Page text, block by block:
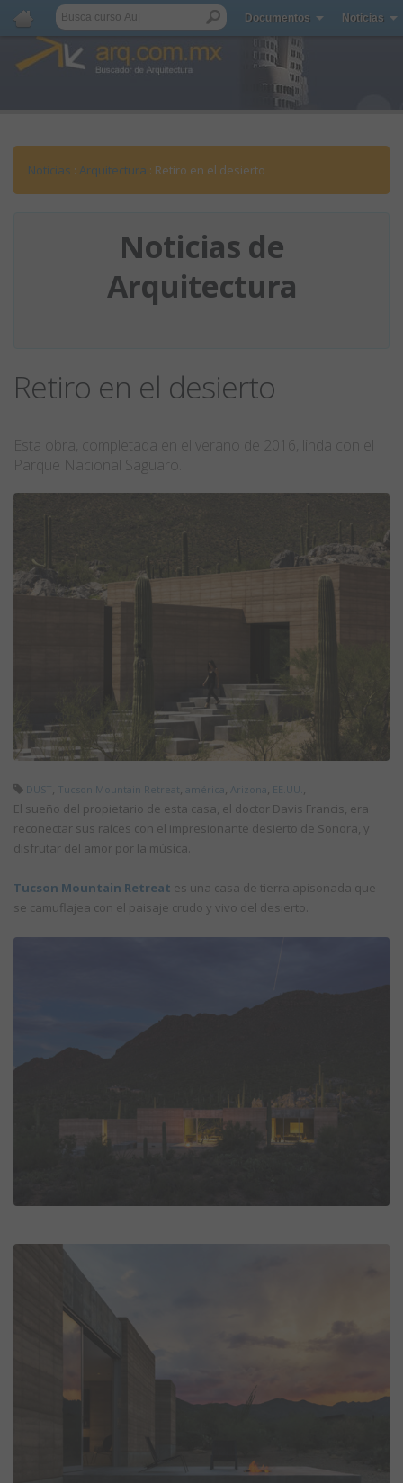
Documentos Noticias
Noticias : Arquitectura : Retiro en el desierto
Noticias de
Arquitectura
Retiro en el desierto
Esta obra, completada en el verano de 2016, linda con el
Parque Nacional Saguaro.
DUST , Tucson Mountain Retreat , américa, Arizona, EE.UU. ,
El sueño del propietario de esta casa, el doctor Davis Francis, era
reconectar sus raíces con el impresionante desierto de Sonora, y
disfrutar del amor por la música.
Tucson Mountain Retreat es una casa de tierra apisonada que
se camuflajea con el paisaje crudo y vivo del desierto.